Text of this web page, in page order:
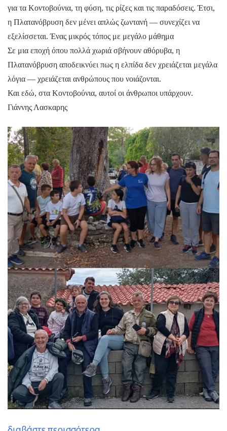
για τα Κοντοβούνια, τη φύση, τις ρίζες και τις παραδόσεις. Έτσι,
η Πλατανόβρυση δεν μένει απλώς ζωντανή — συνεχίζει να
εξελίσσεται. Ένας μικρός τόπος με μεγάλο μάθημα
Σε μια εποχή όπου πολλά χωριά σβήνουν αθόρυβα, η
Πλατανόβρυση αποδεικνύει πως η ελπίδα δεν χρειάζεται μεγάλα
λόγια — χρειάζεται ανθρώπους που νοιάζονται.
Και εδώ, στα Κοντοβούνια, αυτοί οι άνθρωποι υπάρχουν.
Γιάννης Λασκαρης